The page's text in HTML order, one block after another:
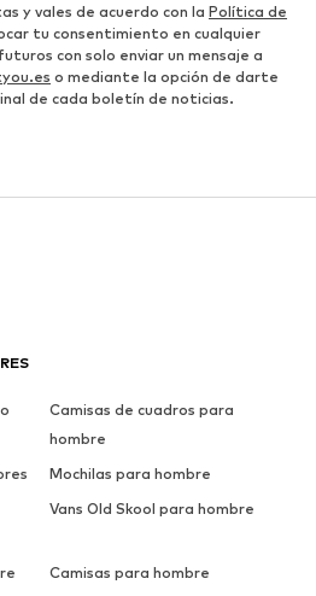
y vales de acuerdo con la Política de
tu consentimiento en cualquier
con solo enviar un mensaje a
o mediante la opción de darte
de cada boletín de noticias.
Camisas de cuadros para
hombre
Mochilas para hombre
Vans Old Skool para hombre
Camisas para hombre